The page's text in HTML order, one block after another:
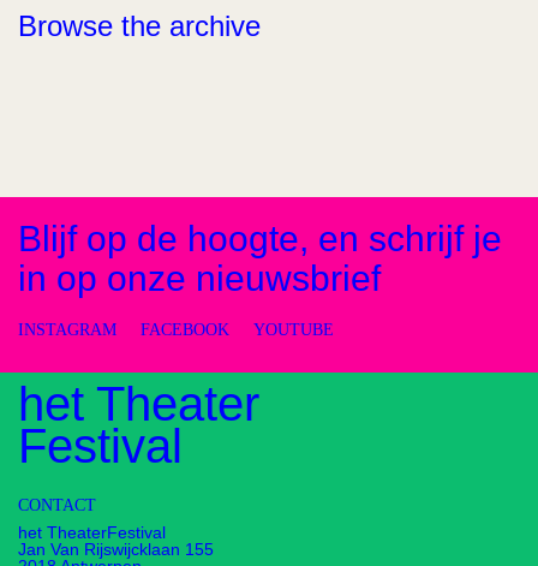
Browse the archive
Blijf op de hoogte, en schrijf je
in op onze nieuwsbrief
INSTAGRAM FACEBOOK YOUTUBE
het Theater
Festival
CONTACT
het TheaterFestival
Jan Van Rijswijcklaan 155